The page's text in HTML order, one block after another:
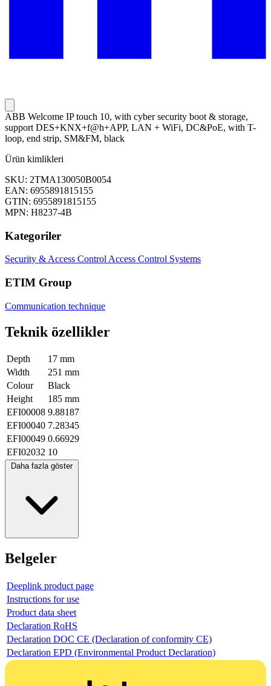
ABB Welcome IP touch 10, with cyber security boot & storage,
support DES+KNX+f@h+APP, LAN + WiFi, DC&PoE, with T-
loop, end strip, SM&FM, black
Ürün kimlikleri
SKU: 2TMA130050B0054
EAN: 6955891815155
GTIN: 6955891815155
MPN: H8237-4B
Kategoriler
Security & Access Control Access Control Systems
ETIM Group
Communication technique
Teknik özellikler
Depth
17 mm
Width
251 mm
Colour
Black
Height
185 mm
EFI00008 9.88187
EFI00040 7.28345
EFI00049 0.66929
EFI02032 10
Daha fazla göster
Belgeler
Deeplink product page
Instructions for use
Product data sheet
Declaration RoHS
Declaration DOC CE (Declaration of conformity CE)
Declaration EPD (Environmental Product Declaration)